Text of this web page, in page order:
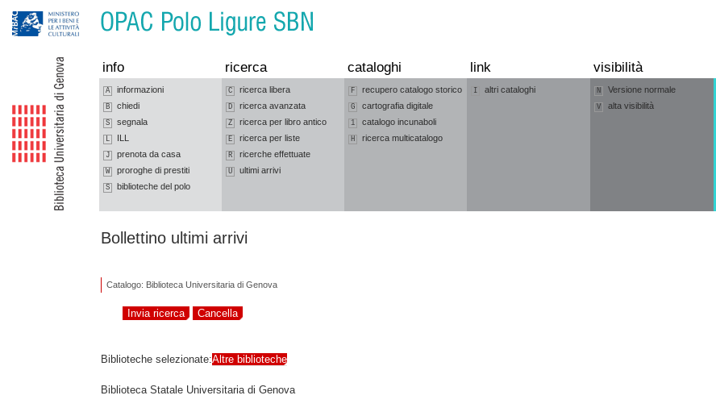
info ricerca cataloghi link visibilità
A informazioni
B chiedi
S segnala
L ILL
J prenota da casa
W proroghe di prestiti
S biblioteche del polo
C ricerca libera
D ricerca avanzata
Z ricerca per libro antico
E ricerca per liste
R ricerche effettuate
U ultimi arrivi
F recupero catalogo storico
G cartografia digitale
1 catalogo incunaboli
H ricerca multicatalogo
I altri cataloghi N Versione normale
V alta visibilità
Bollettino ultimi arrivi
Catalogo: Biblioteca Universitaria di Genova
Biblioteche selezionate:Altre biblioteche
Biblioteca Statale Universitaria di Genova